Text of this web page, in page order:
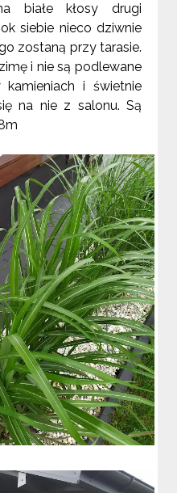
białe kłosy drugi
siebie nieco dziwnie
zostaną przy tarasie.
i nie są podlewane
i świetnie
na nie z salonu. Są